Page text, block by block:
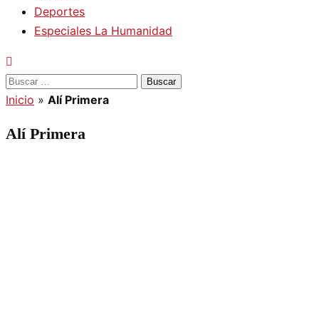
Deportes
Especiales La Humanidad
Buscar:
Inicio » Alí Primera
Alí Primera